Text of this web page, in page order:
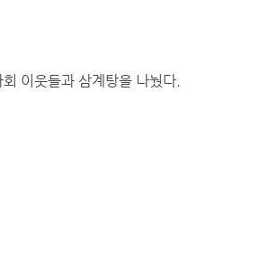
이웃들과 삼계탕을 나눴다.